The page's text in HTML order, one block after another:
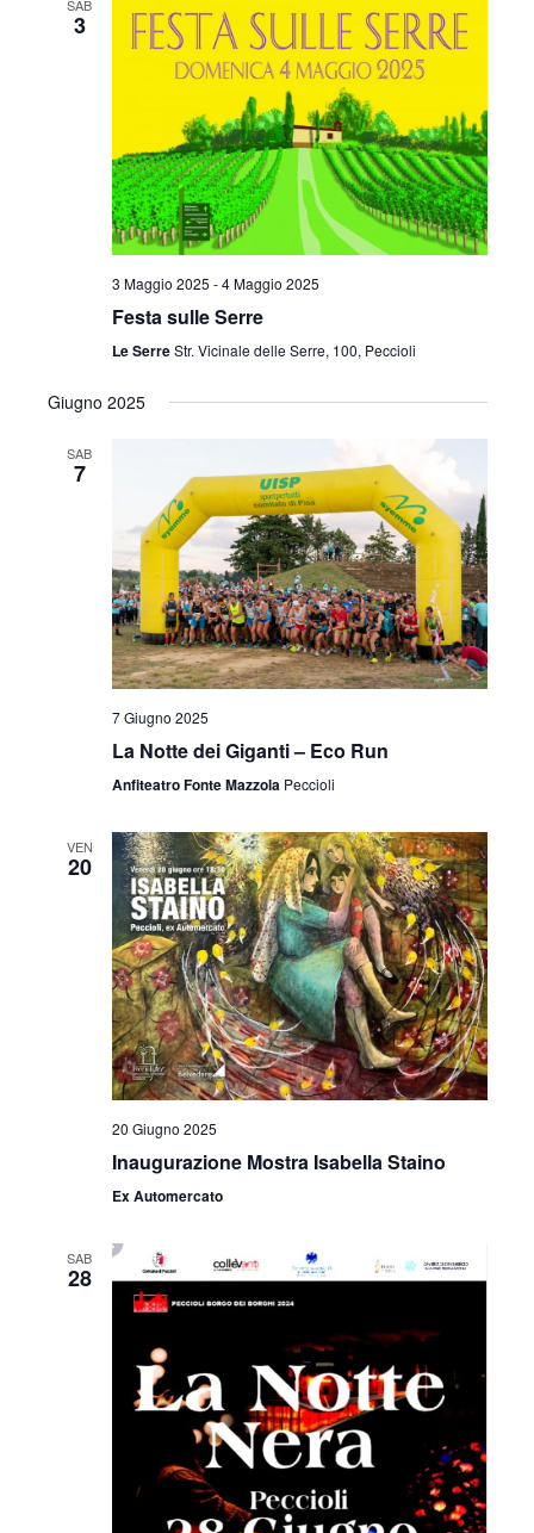
SAB
3
3 Maggio 2025 -4 Maggio 2025
Festa sulle Serre
Le SerreStr. Vicinale delle Serre, 100, Peccioli
Giugno 2025
SAB
7
7 Giugno 2025
La Notte dei Giganti – Eco Run
Anfiteatro Fonte Mazzola Peccioli
VEN
20
20 Giugno 2025
Inaugurazione Mostra Isabella Staino
Ex Automercato
SAB
28